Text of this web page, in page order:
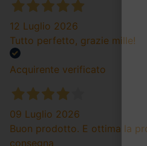
12 Luglio 2026
Tutto perfetto, grazie mille!
Acquirente verificato
09 Luglio 2026
Buon prodotto. E ottima la
consegna